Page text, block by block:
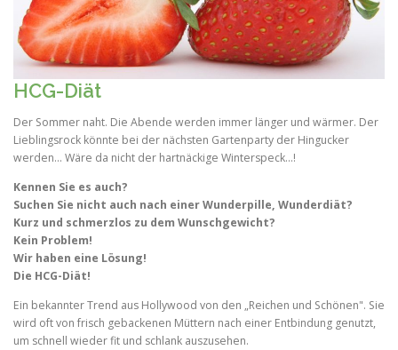
HCG-Diät
Der Sommer naht. Die Abende werden immer länger und wärmer. Der
Lieblingsrock könnte bei der nächsten Gartenparty der Hingucker
werden... Wäre da nicht der hartnäckige Winterspeck…!
Kennen Sie es auch?
Suchen Sie nicht auch nach einer Wunderpille, Wunderdiät?
Kurz und schmerzlos zu dem Wunschgewicht?
Kein Problem!
Wir haben eine Lösung!
Die HCG-Diät!
Ein bekannter Trend aus Hollywood von den „Reichen und Schönen". Sie
wird oft von frisch gebackenen Müttern nach einer Entbindung genutzt,
um schnell wieder fit und schlank auszusehen.